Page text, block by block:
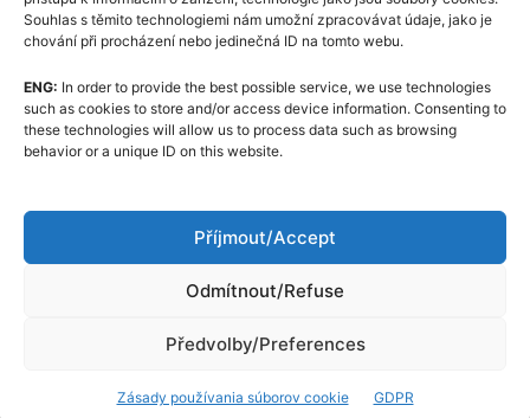
Souhlas s těmito technologiemi nám umožní zpracovávat údaje, jako je
chování při procházení nebo jedinečná ID na tomto webu.
ENG: In order to provide the best possible service, we use technologies
such as cookies to store and/or access device information. Consenting to
these technologies will allow us to process data such as browsing
behavior or a unique ID on this website.
Příjmout/Accept
Odmítnout/Refuse
Předvolby/Preferences
Zásady používania súborov cookie GDPR
Zásady používania súborov cookie (EÚ)
GDPR
Redakčný kódex